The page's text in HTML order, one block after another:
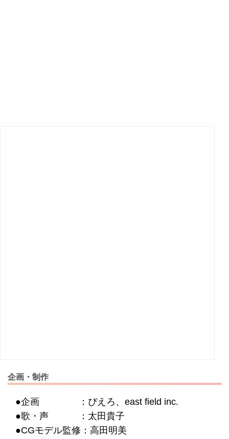
企画・制作
●企画 ：ぴえろ、east field inc.
●歌・声 ：太田貴子
●CGモデル監修：高田明美